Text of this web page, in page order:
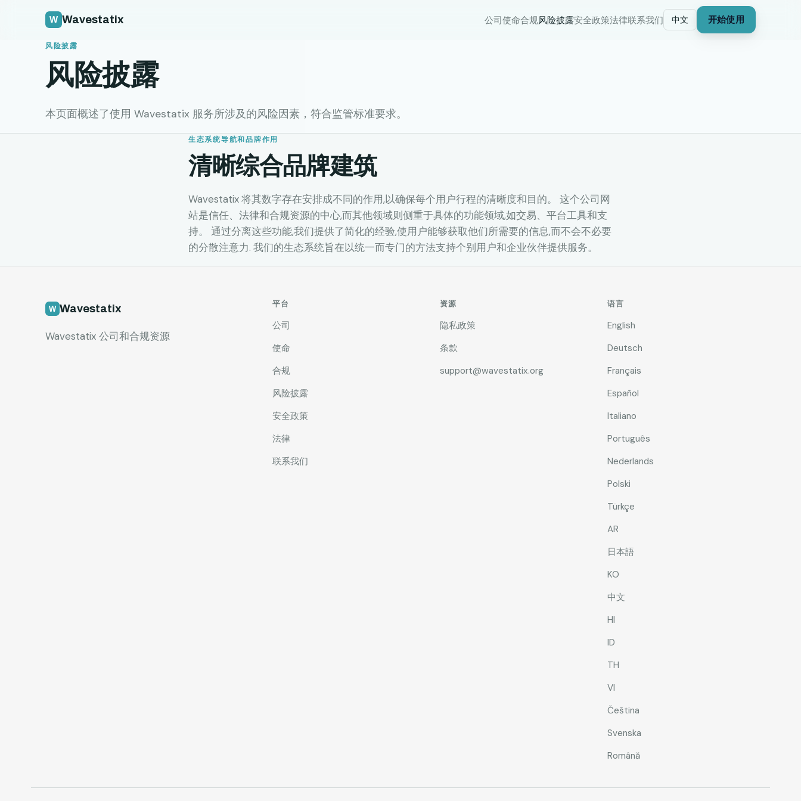
Wavestatix 公司使命合规风险披露安全政策法律联系我们 中文 开始使用
风险披露
风险披露
本页面概述了使用 Wavestatix 服务所涉及的风险因素，符合监管标准要求。
生态系统导航和品牌作用
清晰综合品牌建筑
Wavestatix 将其数字存在安排成不同的作用,以确保每个用户行程的清晰度和目的。 这个公司网
站是信任、法律和合规资源的中心,而其他领域则侧重于具体的功能领域,如交易、平台工具和支
持。 通过分离这些功能,我们提供了简化的经验,使用户能够获取他们所需要的信息,而不会不必要
的分散注意力. 我们的生态系统旨在以统一而专门的方法支持个别用户和企业伙伴提供服务。
Wavestatix
Wavestatix 公司和合规资源
平台
公司
使命
合规
风险披露
安全政策
法律
联系我们
资源
隐私政策
条款
support@wavestatix.org
语言
English
Deutsch
Français
Español
Italiano
Português
Nederlands
Polski
Türkçe
AR
日本語
KO
中文
HI
ID
TH
VI
Čeština
Svenska
Română